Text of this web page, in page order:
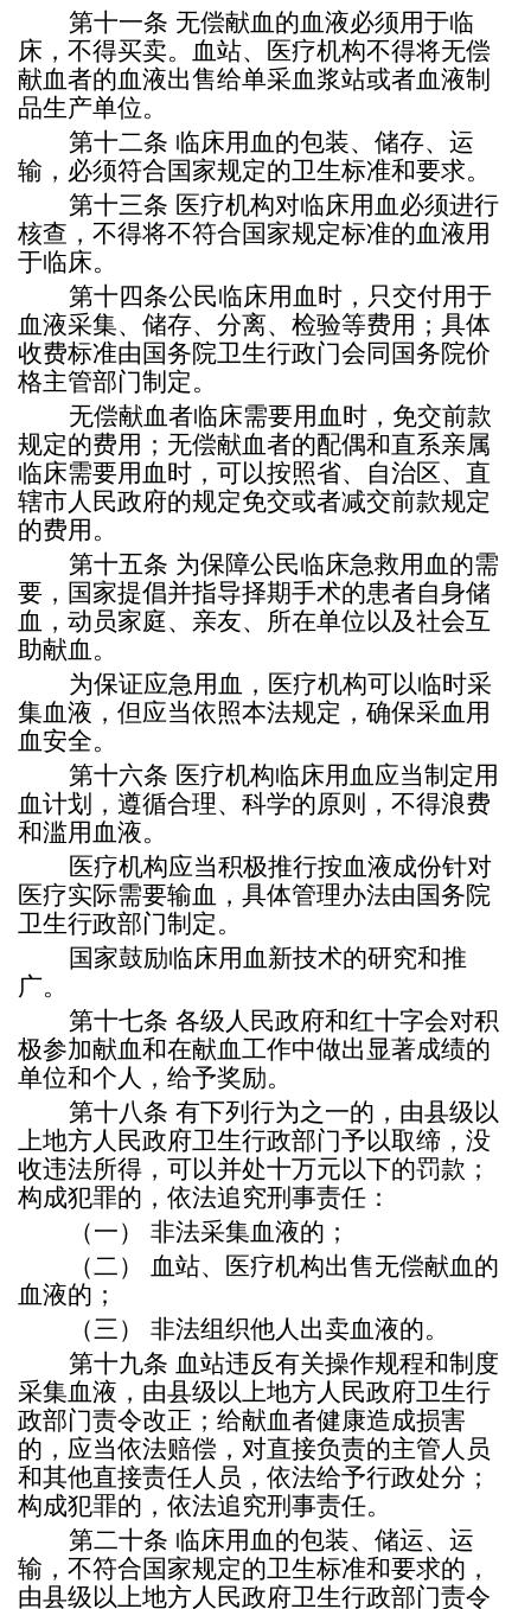
第十一条 无偿献血的血液必须用于临
床，不得买卖。血站、医疗机构不得将无偿
献血者的血液出售给单采血浆站或者血液制
品生产单位。
第十二条 临床用血的包装、储存、运
输，必须符合国家规定的卫生标准和要求。
第十三条 医疗机构对临床用血必须进行
核查，不得将不符合国家规定标准的血液用
于临床。
第十四条公民临床用血时，只交付用于
血液采集、储存、分离、检验等费用；具体
收费标准由国务院卫生行政门会同国务院价
格主管部门制定。
无偿献血者临床需要用血时，免交前款
规定的费用；无偿献血者的配偶和直系亲属
临床需要用血时，可以按照省、自治区、直
辖市人民政府的规定免交或者减交前款规定
的费用。
第十五条 为保障公民临床急救用血的需
要，国家提倡并指导择期手术的患者自身储
血，动员家庭、亲友、所在单位以及社会互
助献血。
为保证应急用血，医疗机构可以临时采
集血液，但应当依照本法规定，确保采血用
血安全。
第十六条 医疗机构临床用血应当制定用
血计划，遵循合理、科学的原则，不得浪费
和滥用血液。
医疗机构应当积极推行按血液成份针对
医疗实际需要输血，具体管理办法由国务院
卫生行政部门制定。
国家鼓励临床用血新技术的研究和推
广。
第十七条 各级人民政府和红十字会对积
极参加献血和在献血工作中做出显著成绩的
单位和个人，给予奖励。
第十八条 有下列行为之一的，由县级以
上地方人民政府卫生行政部门予以取缔，没
收违法所得，可以并处十万元以下的罚款；
构成犯罪的，依法追究刑事责任：
（一）
非法采集血液的；
（二）
血站、医疗机构出售无偿献血的
血液的；
（三）
非法组织他人出卖血液的。
第十九条 血站违反有关操作规程和制度
采集血液，由县级以上地方人民政府卫生行
政部门责令改正；给献血者健康造成损害
的，应当依法赔偿，对直接负责的主管人员
和其他直接责任人员，依法给予行政处分；
构成犯罪的，依法追究刑事责任。
第二十条 临床用血的包装、储运、运
输，不符合国家规定的卫生标准和要求的，
由县级以上地方人民政府卫生行政部门责令